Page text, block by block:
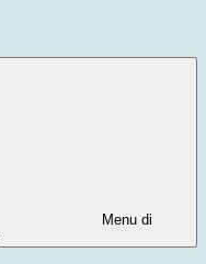
Menu di